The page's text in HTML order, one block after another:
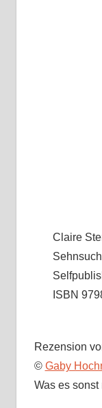
Claire
ISBN
Rezension
© Gaby
Was es sonst